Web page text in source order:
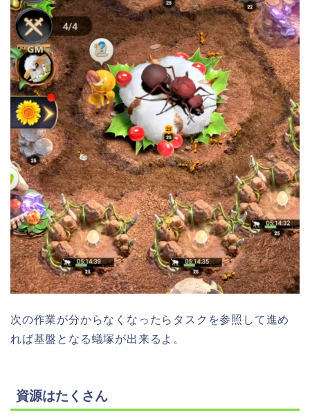
次の作業が分からなくなったらタスクを参照して進め
れば基盤となる蟻塚が出来るよ。
資源はたくさん